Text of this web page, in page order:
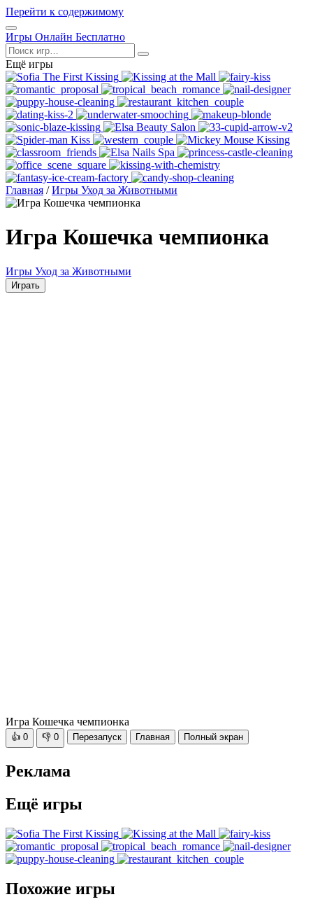
Перейти к содержимому
Открыть
меню
Игры Онлайн Бесплатно
Поиск
Ещё игры
Главная / Игры Уход за Животными
Игра Кошечка чемпионка
Игры Уход за Животными
Играть
Игра Кошечка чемпионка
👍 0 👎 0 Перезапуск Главная Полный экран
Реклама
Ещё игры
Похожие игры